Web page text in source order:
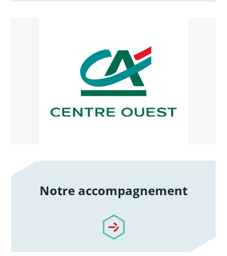
Notre accompagnement
/notre-accompagnement